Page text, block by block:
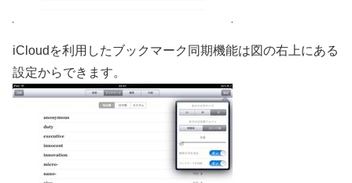
iCloudを利用したブックマーク同期機能は図の右上にある
設定からできます。